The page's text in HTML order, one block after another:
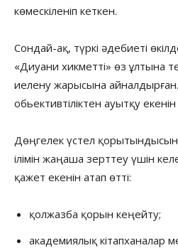
көмескіленіп кеткен.
Сондай-ақ, түркі әдебиеті
«Диуани хикметті» өз ұлтына
иелену жарысына
обьективтіліктен ауытқу
Дөңгелек үстел
ілімін жаңаша зерттеу үшін
қажет екенін атап өтті:
қолжазба қорын кеңейту;
академиялық кітапханалар